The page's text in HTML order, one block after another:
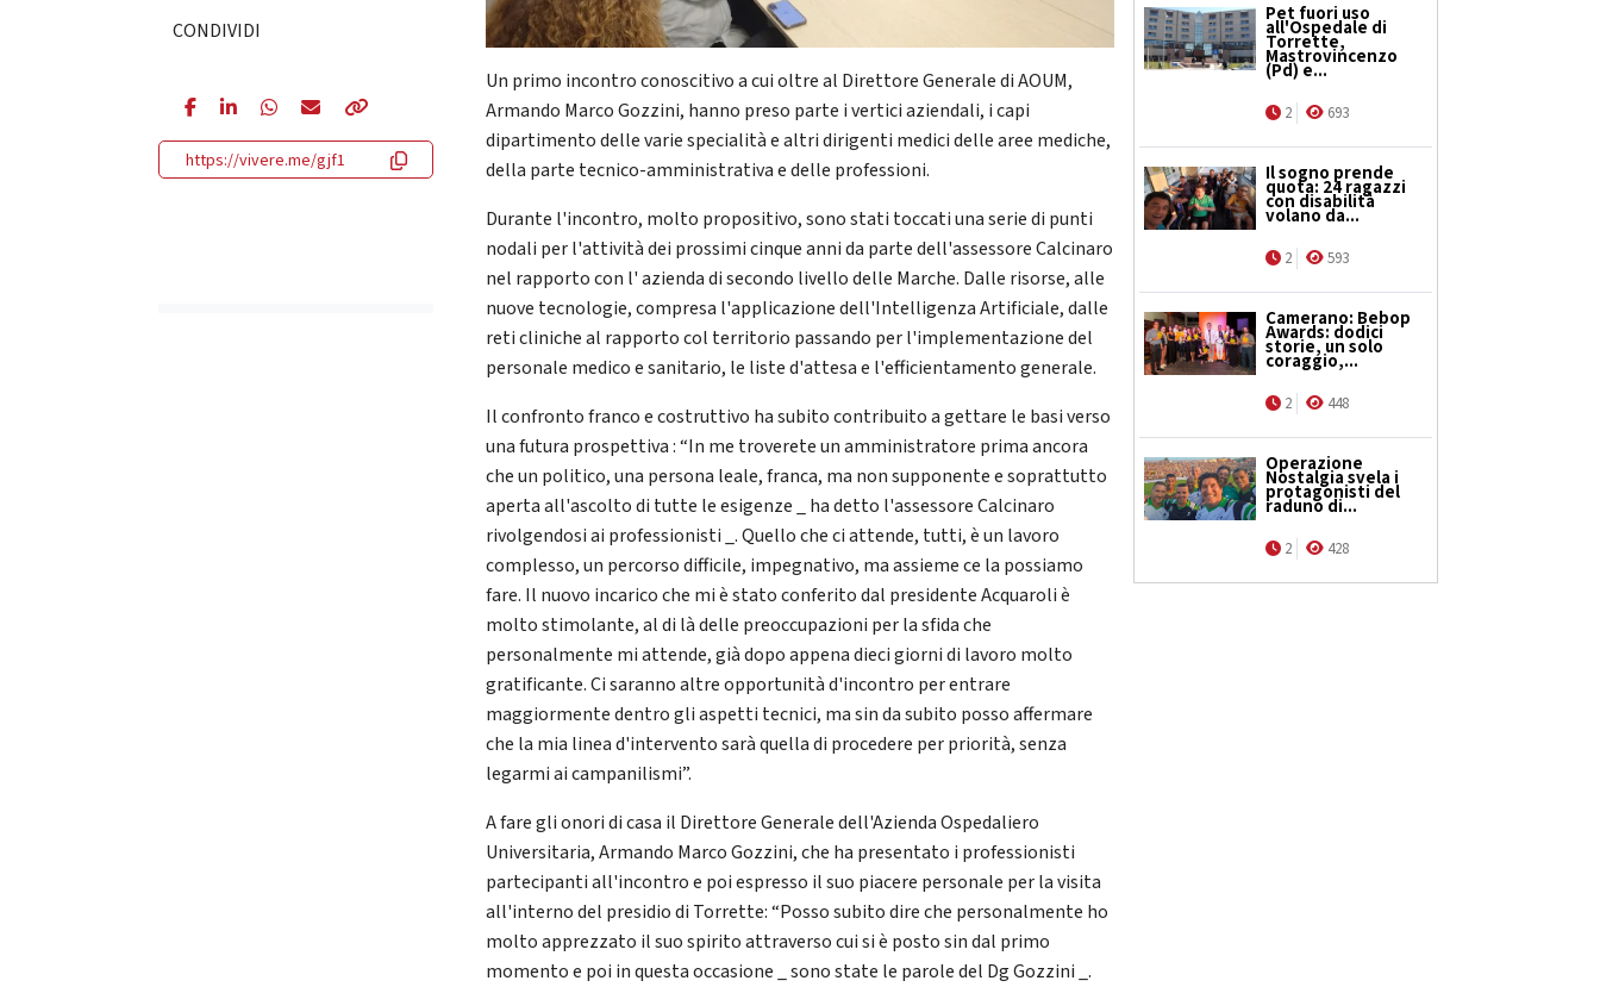
CONDIVIDI
https://vivere.me/gjf1
Un primo incontro conoscitivo a cui oltre al Direttore Generale di AOUM,
Armando Marco Gozzini, hanno preso parte i vertici aziendali, i capi
dipartimento delle varie specialità e altri dirigenti medici delle aree mediche,
della parte tecnico-amministrativa e delle professioni.
Durante l'incontro, molto propositivo, sono stati toccati una serie di punti
nodali per l'attività dei prossimi cinque anni da parte dell'assessore Calcinaro
nel rapporto con l' azienda di secondo livello delle Marche. Dalle risorse, alle
nuove tecnologie, compresa l'applicazione dell'Intelligenza Artificiale, dalle
reti cliniche al rapporto col territorio passando per l'implementazione del
personale medico e sanitario, le liste d'attesa e l'efficientamento generale.
Il confronto franco e costruttivo ha subito contribuito a gettare le basi verso
una futura prospettiva : “In me troverete un amministratore prima ancora
che un politico, una persona leale, franca, ma non supponente e soprattutto
aperta all'ascolto di tutte le esigenze _ ha detto l'assessore Calcinaro
rivolgendosi ai professionisti _. Quello che ci attende, tutti, è un lavoro
complesso, un percorso difficile, impegnativo, ma assieme ce la possiamo
fare. Il nuovo incarico che mi è stato conferito dal presidente Acquaroli è
molto stimolante, al di là delle preoccupazioni per la sfida che
personalmente mi attende, già dopo appena dieci giorni di lavoro molto
gratificante. Ci saranno altre opportunità d'incontro per entrare
maggiormente dentro gli aspetti tecnici, ma sin da subito posso affermare
che la mia linea d'intervento sarà quella di procedere per priorità, senza
legarmi ai campanilismi”.
A fare gli onori di casa il Direttore Generale dell'Azienda Ospedaliero
Universitaria, Armando Marco Gozzini, che ha presentato i professionisti
partecipanti all'incontro e poi espresso il suo piacere personale per la visita
all'interno del presidio di Torrette: “Posso subito dire che personalmente ho
molto apprezzato il suo spirito attraverso cui si è posto sin dal primo
momento e poi in questa occasione _ sono state le parole del Dg Gozzini _.
Pet fuori uso
all'Ospedale di
Torrette,
Mastrovincenzo
(Pd) e...
2 693
Il sogno prende
quota: 24 ragazzi
con disabilità
volano da...
2 593
Camerano: Bebop
Awards: dodici
storie, un solo
coraggio,...
2 448
Operazione
Nostalgia svela i
protagonisti del
raduno di...
2 428